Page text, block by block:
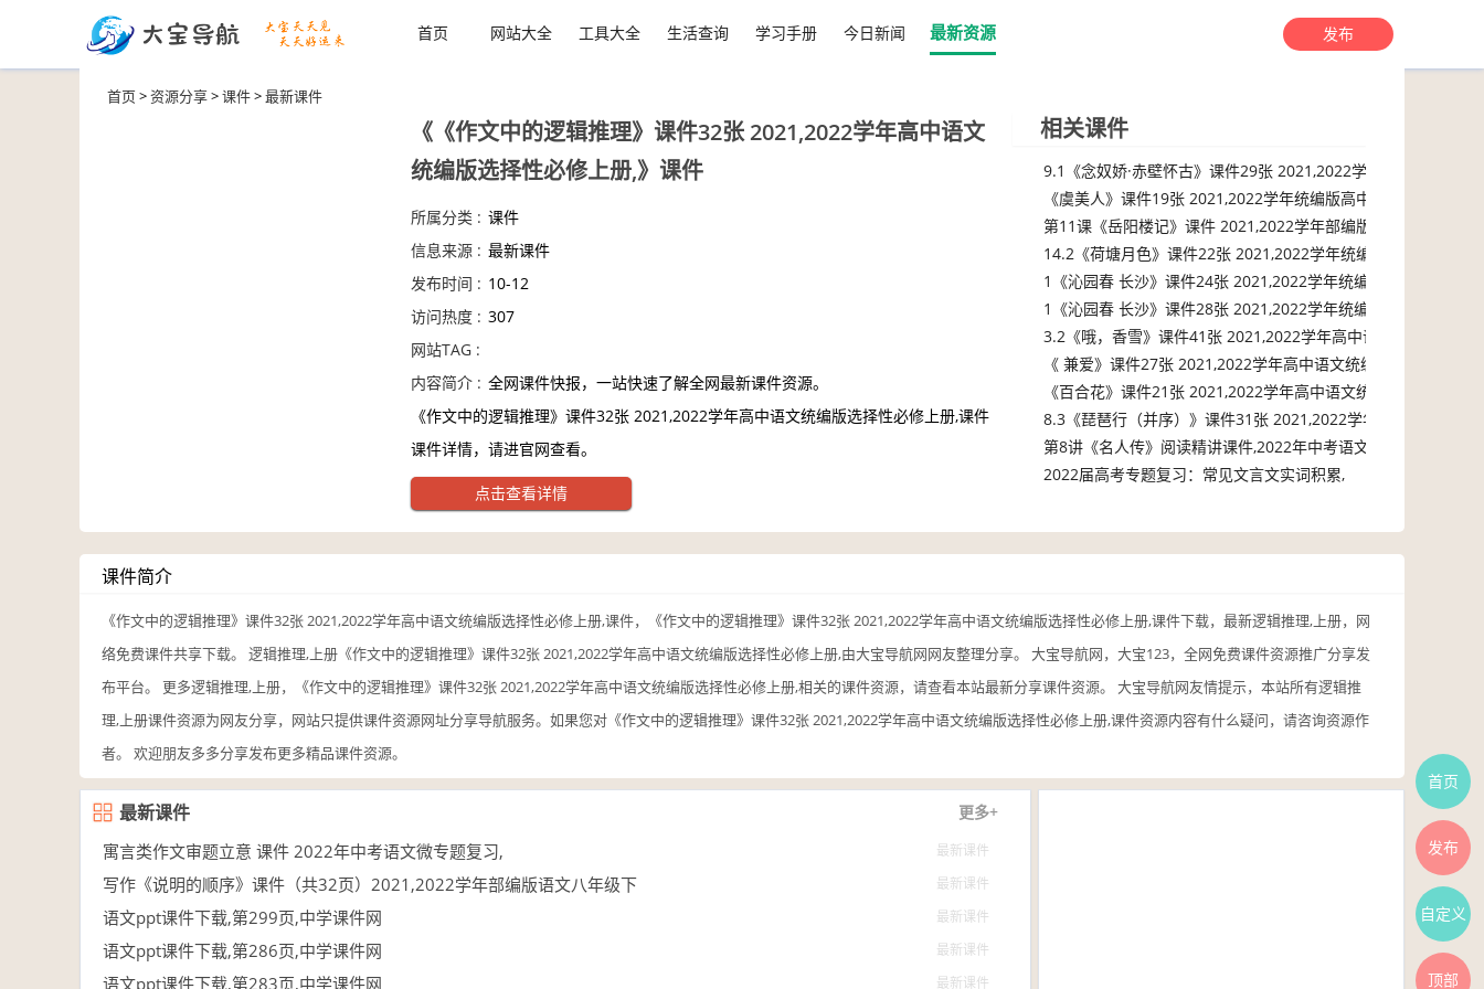
首页 网站大全 工具大全 生活查询 学习手册 今日新闻 最新资源 发布
首页>资源分享>课件>最新课件
《《作文中的逻辑推理》课件32张 2021,2022学年高中语文
统编版选择性必修上册,》课件
所属分类 : 课件
信息来源 : 最新课件
发布时间 : 10-12
访问热度 : 307
网站TAG :
内容简介 : 全网课件快报，一站快速了解全网最新课件资源。
《作文中的逻辑推理》课件32张 2021,2022学年高中语文统编版选择性必修上册,课件
课件详情，请进官网查看。
点击查看详情
相关课件
9.1《念奴娇·赤壁怀古》课件29张 2021,2022学年统编版高中语
《虞美人》课件19张 2021,2022学年统编版高中语文必修上册,
第11课《岳阳楼记》课件 2021,2022学年部编版语文九年级上册,
14.2《荷塘月色》课件22张 2021,2022学年统编版高中语文必修
1《沁园春 长沙》课件24张 2021,2022学年统编版高中语文必修
1《沁园春 长沙》课件28张 2021,2022学年统编版高中语文必修
3.2《哦，香雪》课件41张 2021,2022学年高中语文统编版必修
《 兼爱》课件27张 2021,2022学年高中语文统编版选择性必修
《百合花》课件21张 2021,2022学年高中语文统编版必修上册 ,
8.3《琵琶行（并序）》课件31张 2021,2022学年统编版高中语
第8讲《名人传》阅读精讲课件,2022年中考语文名著阅读专题,
2022届高考专题复习：常见文言文实词积累,
课件简介
《作文中的逻辑推理》课件32张 2021,2022学年高中语文统编版选择性必修上册,课件，《作文中的逻辑推理》课件32张 2021,2022学年高中语文统编版选择性必修上册,课件下载，最新逻辑推理,上册，网
络免费课件共享下载。 逻辑推理,上册《作文中的逻辑推理》课件32张 2021,2022学年高中语文统编版选择性必修上册,由大宝导航网网友整理分享。 大宝导航网，大宝123，全网免费课件资源推广分享发
布平台。 更多逻辑推理,上册，《作文中的逻辑推理》课件32张 2021,2022学年高中语文统编版选择性必修上册,相关的课件资源，请查看本站最新分享课件资源。 大宝导航网友情提示，本站所有逻辑推
理,上册课件资源为网友分享，网站只提供课件资源网址分享导航服务。如果您对《作文中的逻辑推理》课件32张 2021,2022学年高中语文统编版选择性必修上册,课件资源内容有什么疑问，请咨询资源作
者。 欢迎朋友多多分享发布更多精品课件资源。
最新课件 更多+
寓言类作文审题立意 课件 2022年中考语文微专题复习,
10-30
最新课件
写作《说明的顺序》课件（共32页）2021,2022学年部编版语文八年级下
10-27
最新课件
语文ppt课件下载,第299页,中学课件网
10-27
最新课件
语文ppt课件下载,第286页,中学课件网 最新课件
语文ppt课件下载,第283页,中学课件网 最新课件
首页
发布
自定义
顶部